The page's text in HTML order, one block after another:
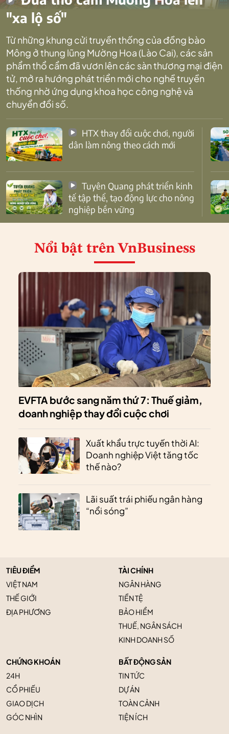
"xa lộ số"
Từ những khung cửi truyền thống của đồng bào
Mông ở thung lũng Mường Hoa (Lào Cai), các sản
phẩm thổ cẩm đã vươn lên các sàn thương mại điện
tử, mở ra hướng phát triển mới cho nghề truyền
thống nhờ ứng dụng khoa học công nghệ và
chuyển đổi số.
dân làm nông theo cách mới
tế tập thể, tạo động lực cho nông
nghiệp bền vững
Nổi bật trên VnBusiness
EVFTA bước sang năm thứ 7: Thuế giảm,
doanh nghiệp thay đổi cuộc chơi
Xuất khẩu trực tuyến thời AI:
Doanh nghiệp Việt tăng tốc
thế nào?
Lãi suất trái phiếu ngân hàng
“nổi sóng”
TIÊU ĐIỂM
VIỆT NAM
THẾ GIỚI
ĐỊA PHƯƠNG
TÀI CHÍNH
NGÂN HÀNG
TIỀN TỆ
BẢO HIỂM
THUẾ, NGÂN SÁCH
KINH DOANH SỐ
CHỨNG KHOÁN
24H
CỔ PHIẾU
GIAO DỊCH
GÓC NHÌN
BẤT ĐỘNG SẢN
TIN TỨC
DỰ ÁN
TOÀN CẢNH
TIỆN ÍCH